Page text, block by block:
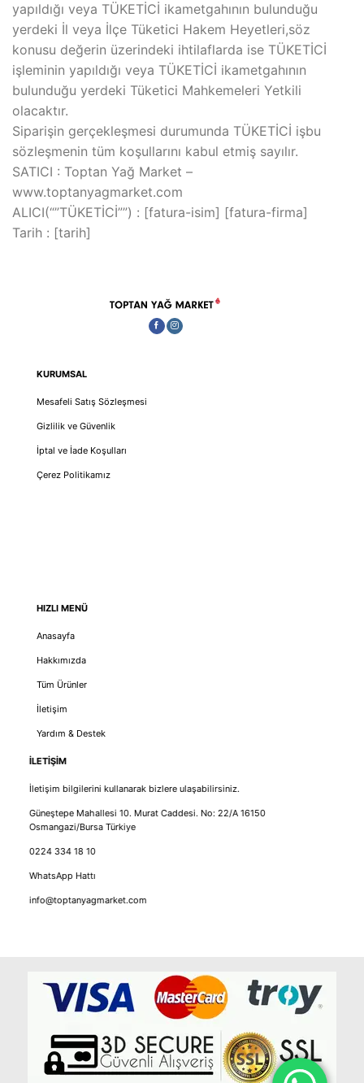
yapıldığı veya TÜKETİCİ ikametgahının bulunduğu
yerdeki İl veya İlçe Tüketici Hakem Heyetleri,söz
konusu değerin üzerindeki ihtilaflarda ise TÜKETİCİ
işleminin yapıldığı veya TÜKETİCİ ikametgahının
bulunduğu yerdeki Tüketici Mahkemeleri Yetkili
olacaktır.
Siparişin gerçekleşmesi durumunda TÜKETİCİ işbu
sözleşmenin tüm koşullarını kabul etmiş sayılır.
SATICI : Toptan Yağ Market –
www.toptanyagmarket.com
ALICI(“”TÜKETİCİ””) : [fatura-isim] [fatura-firma]
Tarih : [tarih]
KURUMSAL
Mesafeli Satış Sözleşmesi
Gizlilik ve Güvenlik
İptal ve İade Koşulları
Çerez Politikamız
HIZLI MENÜ
Anasayfa
Hakkımızda
Tüm Ürünler
İletişim
Yardım & Destek
İLETİŞİM
İletişim bilgilerini kullanarak bizlere ulaşabilirsiniz.
Güneştepe Mahallesi 10. Murat Caddesi. No: 22/A 16150
Osmangazi/Bursa Türkiye
0224 334 18 10
WhatsApp Hattı
info@toptanyagmarket.com